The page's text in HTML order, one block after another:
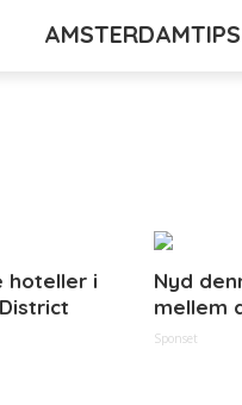
AMSTERDAMTIPS
hoteller i
Nyd
mellem
Sponset